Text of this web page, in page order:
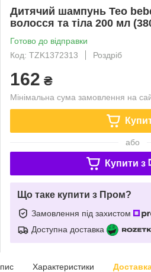
Дитячий шампунь Teo
волосся та тіла 200 мл
Готово до відправки
Код: TZK1372313
Роздріб
162 ₴
Мінімальна сума замовлення на
або
Купити з
Що таке купити з Пром?
Замовлення під захистом
Доступна доставка
Характеристики